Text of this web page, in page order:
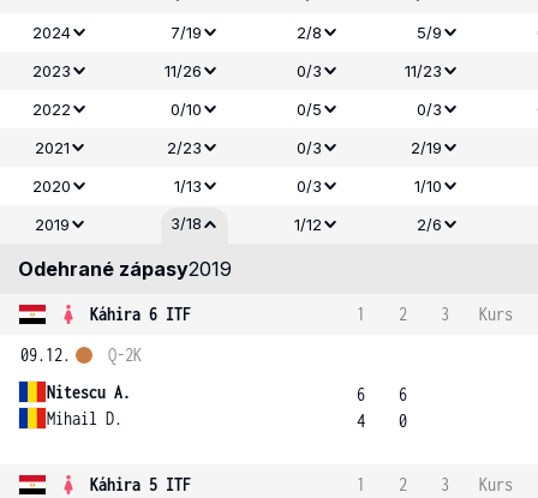
2024
7/19 2/8 5/9
2023
11/26 0/3
11/23
2022
0/10 0/5 0/3
2021
2/23 0/3
2/19
2020
1/13 0/3
1/10
2019
3/18 1/12 2/6
Odehrané zápasy2019
Káhira 6 ITF 1 2 3
Kurs
09.12.
Nitescu A.
Mihail D.
Q-2K
6
4
6
0
Káhira 5 ITF 1 2 3
Kurs